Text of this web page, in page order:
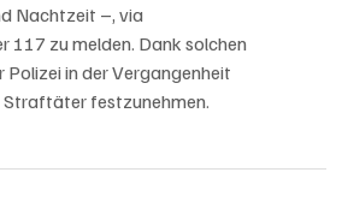
Nachtzeit –, via
117 zu melden. Dank solchen
Polizei in der Vergangenheit
Straftäter festzunehmen.